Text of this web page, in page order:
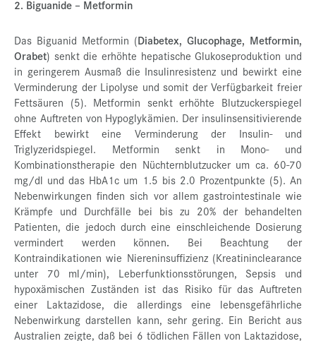
2. Biguanide – Metformin
Das Biguanid Metformin (Diabetex, Glucophage, Metformin,
Orabet) senkt die erhöhte hepatische Glukoseproduktion und
in geringerem Ausmaß die Insulinresistenz und bewirkt eine
Verminderung der Lipolyse und somit der Verfügbarkeit freier
Fettsäuren (5). Metformin senkt erhöhte Blutzuckerspiegel
ohne Auftreten von Hypoglykämien. Der insulinsensitivierende
Effekt bewirkt eine Verminderung der Insulin- und
Triglyzeridspiegel. Metformin senkt in Mono- und
Kombinationstherapie den Nüchternblutzucker um ca. 60-70
mg/dl und das HbA1c um 1.5 bis 2.0 Prozentpunkte (5). An
Nebenwirkungen finden sich vor allem gastrointestinale wie
Krämpfe und Durchfälle bei bis zu 20% der behandelten
Patienten, die jedoch durch eine einschleichende Dosierung
vermindert werden können. Bei Beachtung der
Kontraindikationen wie Niereninsuffizienz (Kreatininclearance
unter 70 ml/min), Leberfunktionsstörungen, Sepsis und
hypoxämischen Zuständen ist das Risiko für das Auftreten
einer Laktazidose, die allerdings eine lebensgefährliche
Nebenwirkung darstellen kann, sehr gering. Ein Bericht aus
Australien zeigte, daß bei 6 tödlichen Fällen von Laktazidose,